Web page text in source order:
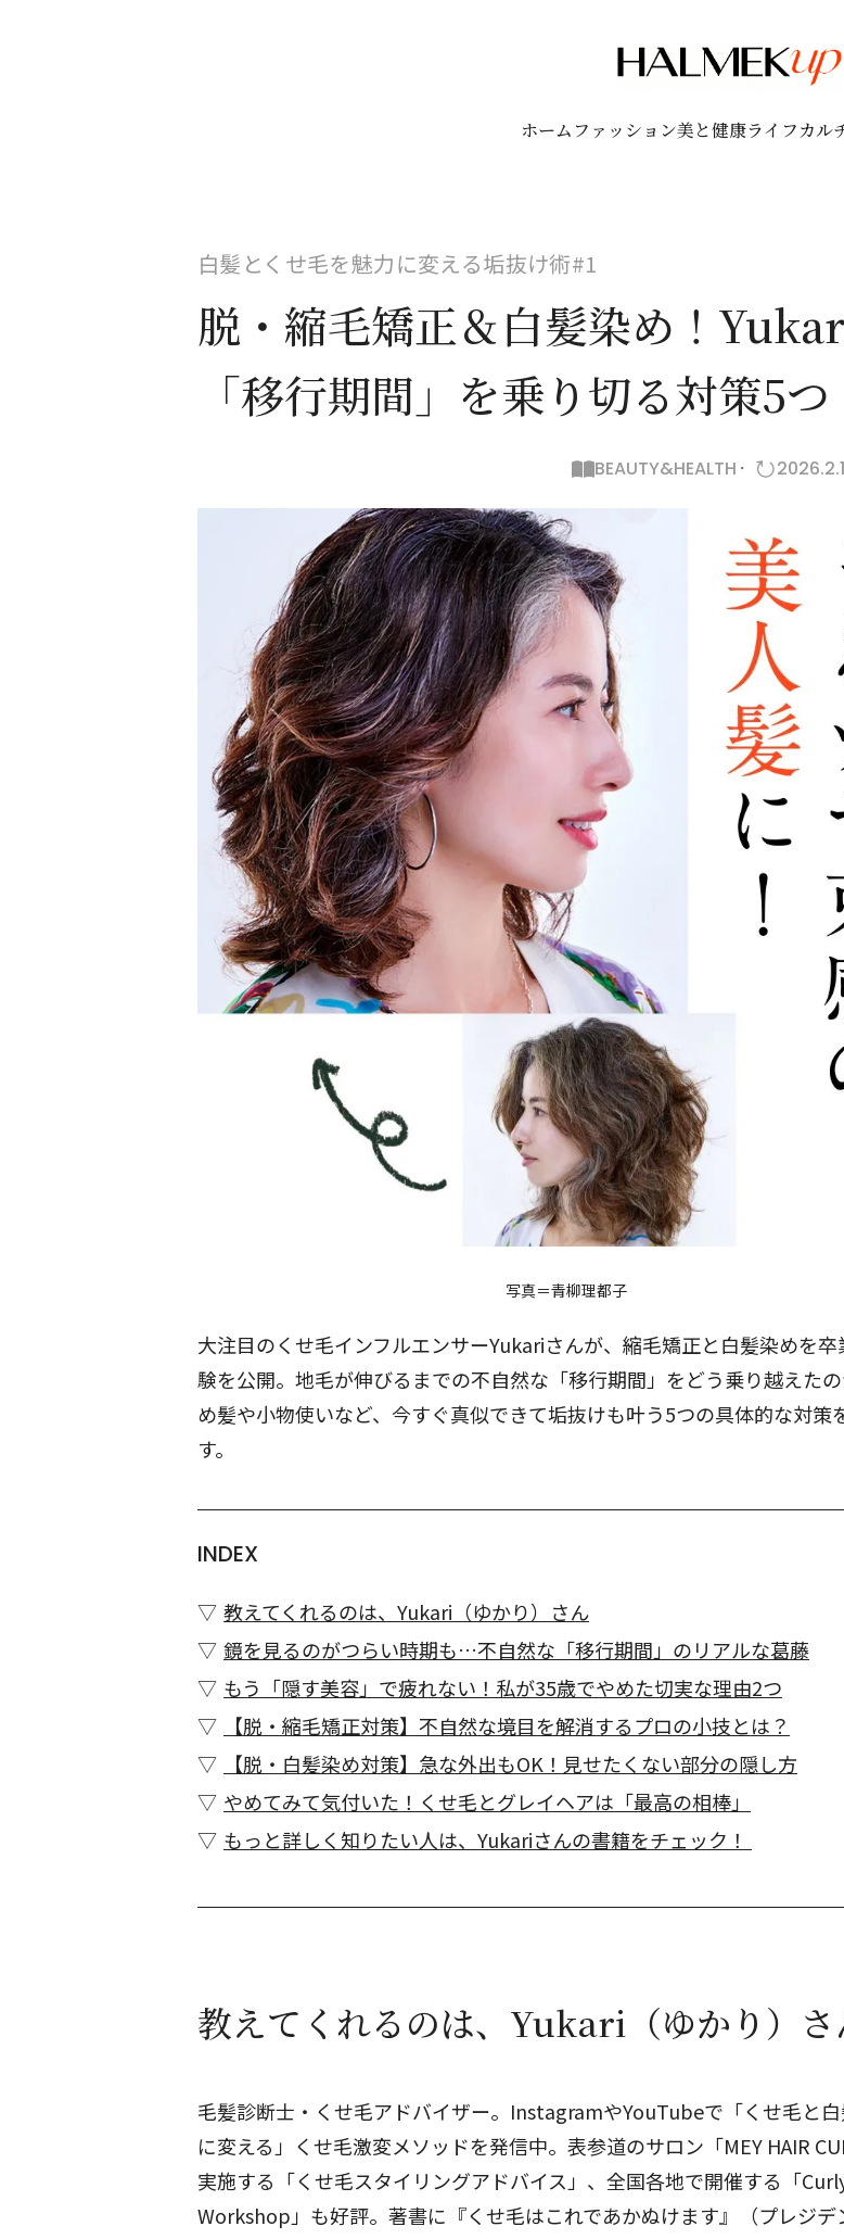
ホーム ファッション美と健康ライフカル
白髪とくせ毛を魅力に変える垢抜け術#1
脱・縮毛矯正＆白髪染め！
「移行期間」を乗り切る対策5つ
BEAUTY&HEALTH
写真＝青柳理都子
大注目のくせ毛インフルエンサーYukariさんが、縮毛矯正と白髪染めを
験を公開。地毛が伸びるまでの不自然な「移行期間」をどう乗り越えた
め髪や小物使いなど、今すぐ真似できて垢抜けも叶う5つの具体的な対策
す。
INDEX
教えてくれるのは、Yukari（ゆかり）さん
鏡を見るのがつらい時期も…不自然な「移行期間」のリアルな葛藤
もう「隠す美容」で疲れない！私が35歳でやめた切実な理由2つ
【脱・縮毛矯正対策】不自然な境目を解消するプロの小技とは？
【脱・白髪染め対策】急な外出もOK！見せたくない部分の隠し方
やめてみて気付いた！くせ毛とグレイヘアは「最高の相棒」
もっと詳しく知りたい人は、Yukariさんの書籍をチェック！
教えてくれるのは、Yukari（ゆかり）さ
毛髪診断士・くせ毛アドバイザー。InstagramやYouTubeで「くせ毛と
に変える」くせ毛激変メソッドを発信中。表参道のサロン「MEY HAIR
実施する「くせ毛スタイリングアドバイス」、全国各地で開催する「
Workshop」も好評。著書に『くせ毛はこれであかぬけます』（プレジデ